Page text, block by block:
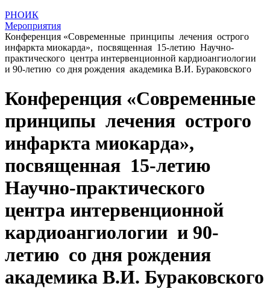
РНОИК
Мероприятия
Конференция «Современные принципы лечения острого
инфаркта миокарда», посвященная 15-летию Научно-
практического центра интервенционной кардиоангиологии
и 90-летию со дня рождения академика В.И. Бураковского
Конференция «Современные
принципы лечения острого
инфаркта миокарда»,
посвященная 15-летию
Научно-практического
центра интервенционной
кардиоангиологии и 90-
летию со дня рождения
академика В.И. Бураковского